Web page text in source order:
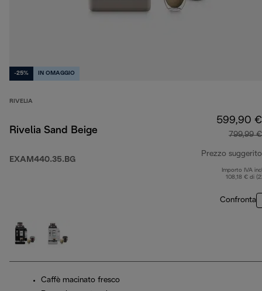
-25% IN OMAGGIO
RIVELIA
Rivelia Sand Beige
EXAM440.35.BG
599,90 €
799,99 €
Prezzo suggerito
Importo IVA
108,18 € di
Confronta
Caffè macinato fresco